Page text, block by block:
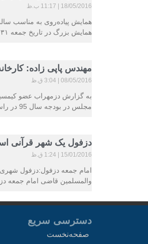
18/05/2016 11:17 ب.ظ
همایش بزرگ در تاریخ جمعه ۳۱ اردیبهشت ۱۳۹۵ ساعت ۱۸ از
مهندس پاپی زاده:
08/05/2016 3:04 ق.ظ
به گزارش دزمهراب عضو
مجلس در بودجه سال 95 در راستاي اجراي سياست هاي اقتصاد
دزفول یک شهر قرآنی
15/01/2016 1:24 ق.ظ
امام جمعه دزفول:دزفول شهری
والمسلمین قاضی امام جمعه
دسترسی سریع
صفحه‌نخست